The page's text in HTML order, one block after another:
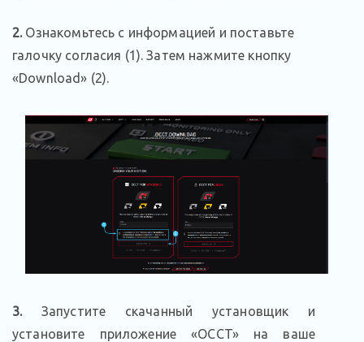
2.Ознакомьтесь с информацией и поставьте
галочку согласия (1). Затем нажмите кнопку
«Download» (2).
3. Запустите скачанный установщик и
установите приложение «OCCT» на ваше